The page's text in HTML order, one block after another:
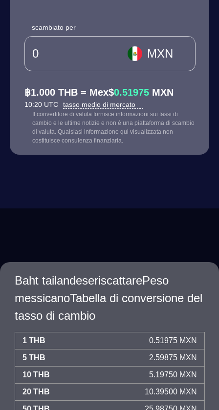
scambiato per
MXN
฿1.000 THB = Mex$0.51975 MXN
10:20 UTC tasso medio di mercato
Il convertitore di valuta fornisce informazioni sui tassi di
cambio e le ultime notizie e non è una piattaforma di scambio
di valuta. Qualsiasi informazione qui visualizzata non
costituisce consulenza finanziaria.
Baht tailandeseriscattarePeso
messicanoTabella di conversione del
tasso di cambio
1 THB 0.51975 MXN
5 THB 2.59875 MXN
10 THB 5.19750 MXN
20 THB 10.39500 MXN